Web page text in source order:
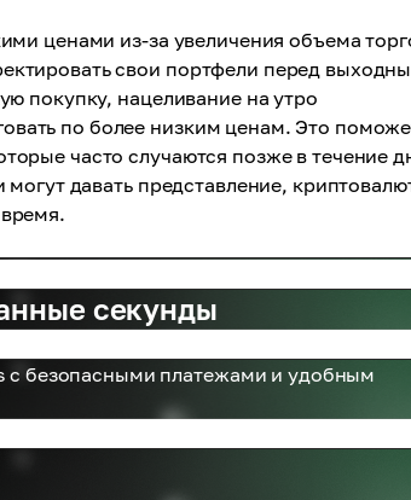
ценами из-за увеличения объема
свои портфели перед
покупку, нацеливание на утро
по более низким ценам. Это
часто случаются позже в течение
давать представление,
секунды
с безопасными платежами и удобным